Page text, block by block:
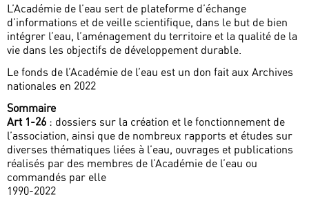
L’Académie de l’eau sert de plateforme d’échange
d’informations et de veille scientifique, dans le but de bien
intégrer l’eau, l’aménagement du territoire et la qualité de la
vie dans les objectifs de développement durable.
Le fonds de l’Académie de l’eau est un don fait aux Archives
nationales en 2022
Sommaire
Art 1-26 : dossiers sur la création et le fonctionnement de
l’association, ainsi que de nombreux rapports et études sur
diverses thématiques liées à l’eau, ouvrages et publications
réalisés par des membres de l’Académie de l’eau ou
commandés par elle
1990-2022